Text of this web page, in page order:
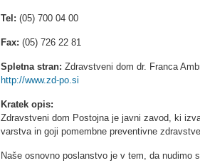
Tel: (05) 700 04 00
Fax: (05) 726 22 81
Spletna stran: Zdravstveni dom dr. Franca
http://www.zd-po.si
Kratek opis:
Zdravstveni dom Postojna je javni zavod, ki
varstva in goji pomembne preventivne
Naše osnovno poslanstvo je v tem, da nudimo